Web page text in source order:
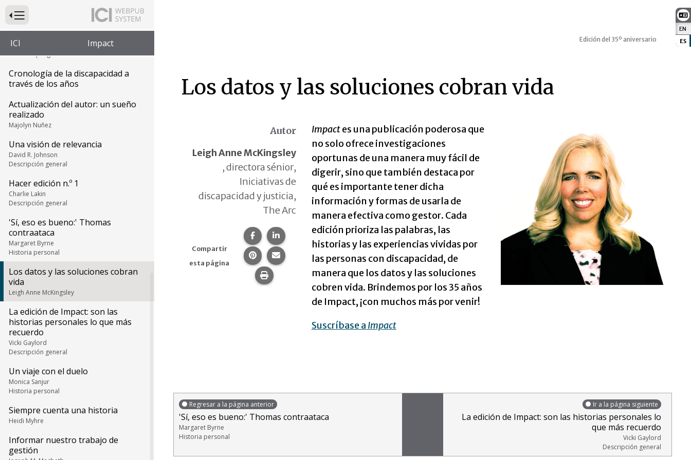
EN
ES
Presione para alternar la navegación principal del sitio web
ICI Impact
De vuelta en Perú, los desafíos
persisten
Liliana Mayo, Maria Girón y Sandro López
Perfil del programa
Cronología de la discapacidad a
través de los años
Actualización del autor: un sueño
realizado
Majolyn Nuñez
Una visión de relevancia
David R. Johnson
Descripción general
Hacer edición n.º 1
Charlie Lakin
Descripción general
'Sí, eso es bueno:' Thomas
contraataca
Margaret Byrne
Historia personal
Los datos y las soluciones cobran
vida
Leigh Anne McKingsley
La edición de Impact: son las
historias personales lo que más
recuerdo
Vicki Gaylord
Descripción general
Un viaje con el duelo
Monica Sanjur
Historia personal
Siempre cuenta una historia
Heidi Myhre
Informar nuestro trabajo de
gestión
Edición del 35º aniversario
Los datos y las soluciones cobran vida
Autor
Leigh Anne McKingsley
, directora sénior,
Iniciativas de
discapacidad y justicia,
The Arc
Compartir
esta página
Compartir esta página en Facebook.
Compartir esta página en LinkedIn.
Compartir esta página en Pinterest.
Comparte esta página por correo electrónico.
Imprime esta página.
Impactes una publicación poderosa que
no solo ofrece investigaciones
oportunas de una manera muy fácil de
digerir, sino que también destaca por
qué es importante tener dicha
información y formas de usarla de
manera efectiva como gestor. Cada
edición prioriza las palabras, las
historias y las experiencias vividas por
las personas con discapacidad, de
manera que los datos y las soluciones
cobren vida. Brindemos por los 35 años
de Impact, ¡con muchos más por venir!
Suscríbase a Impact
Regresar a la página anterior
'Sí, eso es bueno:' Thomas contraataca
Margaret Byrne
Historia personal
Ir a la página siguiente
La edición de Impact: son las historias personales lo
que más recuerdo
Vicki Gaylord
Descripción general